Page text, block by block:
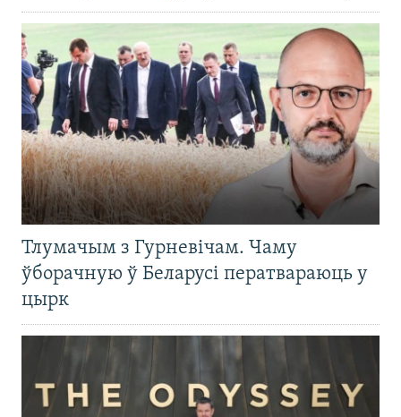
Тлумачым з Гурневічам. Чаму
ўборачную ў Беларусі ператвараюць у
цырк